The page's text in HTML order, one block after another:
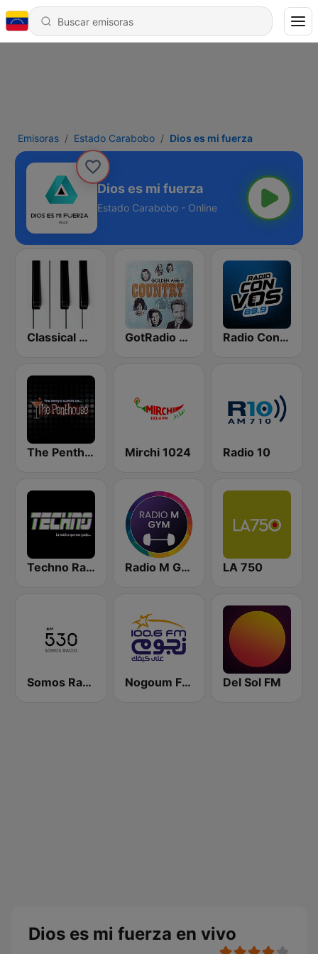
Emisoras Estado Carabobo Dios es mi fuerza
Dios es mi fuerza
Estado Carabobo - Online
Classical Horizon Radio (International) GotRadio - Classic Country Radio Con Vos 89.9
The Penthouse Mirchi 1024 Radio 10
Techno Radio Radio M GYM LA 750
Somos Radio AM 530 Nogoum FM 100.6 (نجوم فم) Del Sol FM
Dios es mi fuerza en vivo